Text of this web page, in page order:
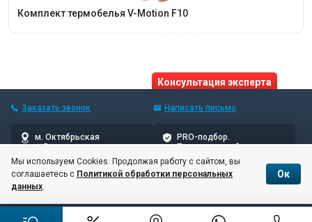
Комплект термобелья V-Motion F10
Консультация эксперта
Заказать звонок Написать письмо
м. Октябрьская
5 мин пешком
PRO-подбор.
Проверенные бренды
© 10баллов, 2006–2026
Соглашение об обработке и хранении персональных данных
Мы используем Cookies. Продолжая работу с сайтом, вы
соглашаетесь с Политикой обработки персональных
данных.
Ок